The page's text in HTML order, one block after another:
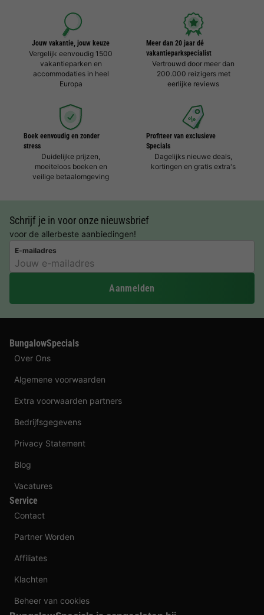
Jouw vakantie, jouw keuze
Vergelijk eenvoudig 1500
vakantieparken en
accommodaties in heel
Europa
Meer dan 20 jaar dé
vakantieparkspecialist
Vertrouwd door meer dan
200.000 reizigers met
eerlijke reviews
Boek eenvoudig en zonder
stress
Duidelijke prijzen,
moeiteloos boeken en
veilige betaalomgeving
Profiteer van exclusieve
Specials
Dagelijks nieuwe deals,
kortingen en gratis extra's
Schrijf je in voor onze nieuwsbrief
voor de allerbeste aanbiedingen!
E-mailadres
Aanmelden
BungalowSpecials
Over Ons
Algemene voorwaarden
Extra voorwaarden partners
Bedrijfsgegevens
Privacy Statement
Blog
Vacatures
Service
Contact
Partner Worden
Affiliates
Klachten
Beheer van cookies